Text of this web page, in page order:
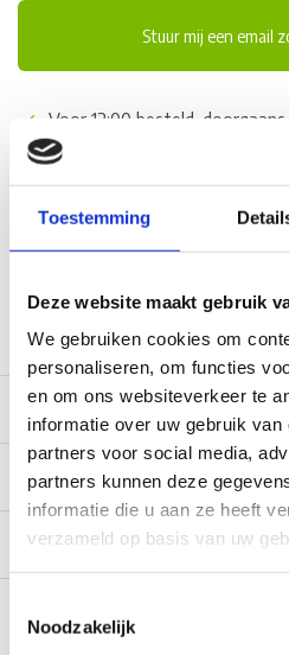
Toestemming
Deze website maakt gebruik
We gebruiken cookies om
personaliseren, om functies
en om ons websiteverkeer te
informatie over uw gebruik
partners voor social media,
partners kunnen deze
informatie die u aan ze heeft
verzameld op basis van uw
Noodzakelijk
Stuur mij een email
Voor 12:00 besteld,
(werkdagen, normale
Gratis verzending vanaf €
winkel, mail ons voor de
Beschrijving
Specificaties
Reviews 0/10